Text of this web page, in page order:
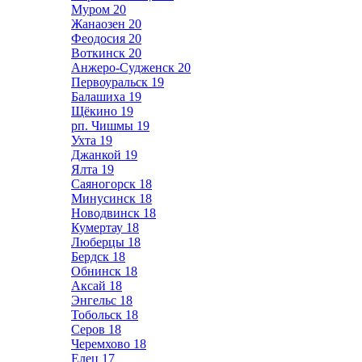
Муром 20
Жанаозен 20
Феодосия 20
Воткинск 20
Анжеро-Судженск 20
Первоуральск 19
Балашиха 19
Щёкино 19
рп. Чишмы 19
Ухта 19
Джанкой 19
Ялта 19
Саяногорск 18
Минусинск 18
Новодвинск 18
Кумертау 18
Люберцы 18
Бердск 18
Обнинск 18
Аксай 18
Энгельс 18
Тобольск 18
Серов 18
Черемхово 18
Елец 17